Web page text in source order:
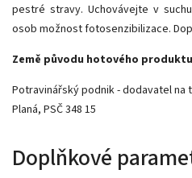
pestré stravy. Uchovávejte v
osob možnost fotosenzibilizace.
Země původu hotového
Potravinářský podnik - dodavatel na
Planá, PSČ 348 15
Doplňkové